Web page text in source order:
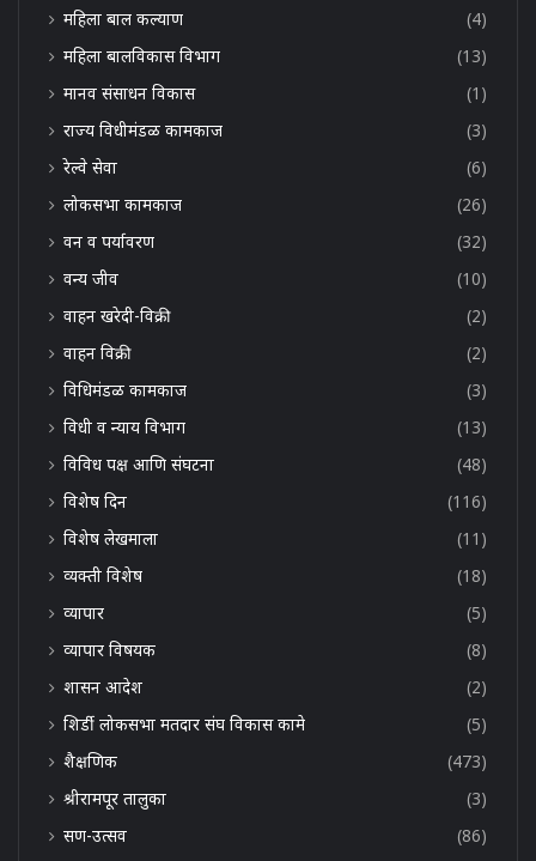
महिला बाल कल्याण
(4)
महिला बालविकास विभाग
(13)
मानव संसाधन विकास
(1)
राज्य विधीमंडळ कामकाज
(3)
रेल्वे सेवा
(6)
लोकसभा कामकाज
(26)
वन व पर्यावरण
(32)
वन्य जीव
(10)
वाहन खरेदी-विक्री
(2)
वाहन विक्री
(2)
विधिमंडळ कामकाज
(3)
विधी व न्याय विभाग
(13)
विविध पक्ष आणि संघटना
(48)
विशेष दिन
(116)
विशेष लेखमाला
(11)
व्यक्ती विशेष
(18)
व्यापार
(5)
व्यापार विषयक
(8)
शासन आदेश
(2)
शिर्डी लोकसभा मतदार संघ विकास कामे
(5)
शैक्षणिक
(473)
श्रीरामपूर तालुका
(3)
सण-उत्सव
(86)